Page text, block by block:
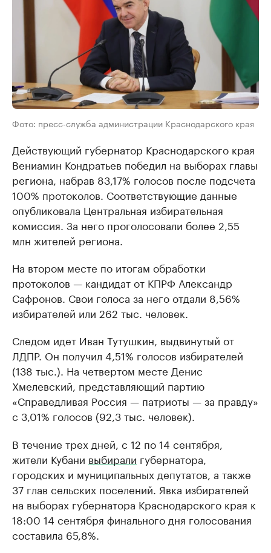
Фото: пресс-служба администрации Краснодарского края
Действующий губернатор Краснодарского края
Вениамин Кондратьев победил на выборах главы
региона, набрав 83,17% голосов после подсчета
100% протоколов. Соответствующие данные
опубликовала Центральная избирательная
комиссия. За него проголосовали более 2,55
млн жителей региона.
На втором месте по итогам обработки
протоколов — кандидат от КПРФ Александр
Сафронов. Свои голоса за него отдали 8,56%
избирателей или 262 тыс. человек.
Следом идет Иван Тутушкин, выдвинутый от
ЛДПР. Он получил 4,51% голосов избирателей
(138 тыс.). На четвертом месте Денис
Хмелевский, представляющий партию
«Справедливая Россия — патриоты — за правду»
с 3,01% голосов (92,3 тыс. человек).
В течение трех дней, с 12 по 14 сентября,
жители Кубани выбирали губернатора,
городских и муниципальных депутатов, а также
37 глав сельских поселений. Явка избирателей
на выборах губернатора Краснодарского края к
18:00 14 сентября финального дня голосования
составила 65,8%.